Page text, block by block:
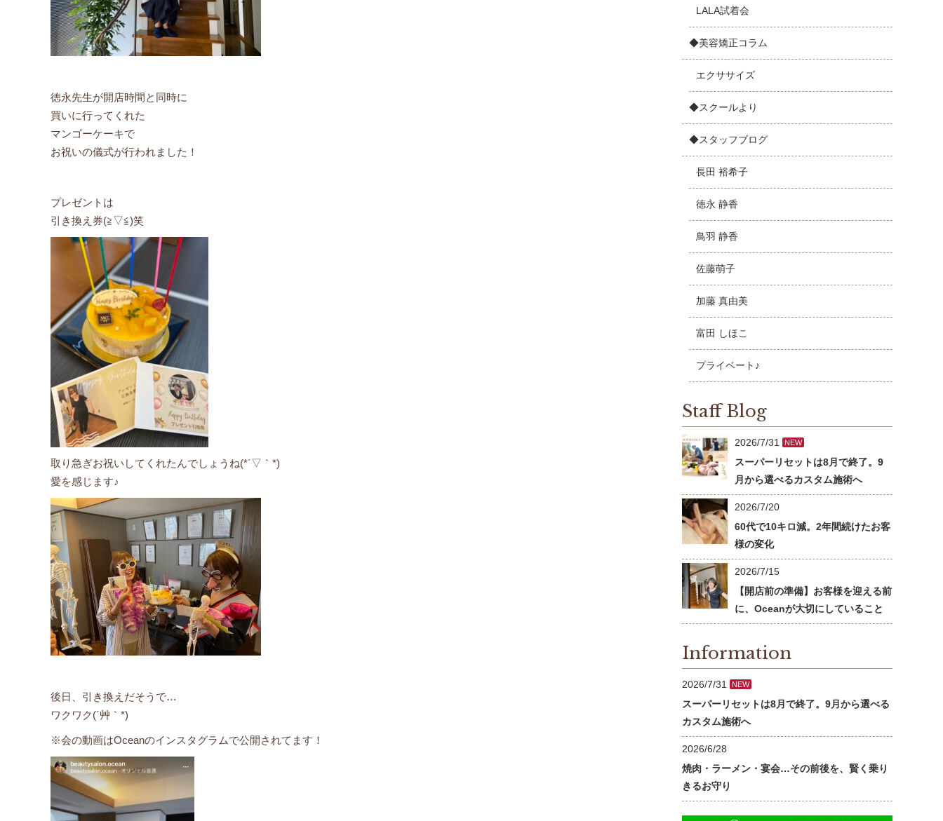
徳永先生が開店時間と同時に
買いに行ってくれた
マンゴーケーキで
お祝いの儀式が行われました！
プレゼントは
引き換え券(≧▽≦)笑
取り急ぎお祝いしてくれたんでしょうね(*´▽｀*)
愛を感じます♪
後日、引き換えだそうで…
ワクワク(´艸｀*)
※会の動画はOceanのインスタグラムで公開されてます！
LALA試着会
◆美容矯正コラム
エクササイズ
◆スクールより
◆スタッフブログ
長田 裕希子
徳永 静香
鳥羽 静香
佐藤萌子
加藤 真由美
富田 しほこ
プライベート♪
Staff Blog
2026/7/31 NEW
スーパーリセットは8月で終了。9
月から選べるカスタム施術へ
2026/7/20
60代で10キロ減。2年間続けたお客
様の変化
2026/7/15
【開店前の準備】お客様を迎える前
に、Oceanが大切にしていること
Information
2026/7/31 NEW
スーパーリセットは8月で終了。9月から選べる
カスタム施術へ
2026/6/28
焼肉・ラーメン・宴会…その前後を、賢く乗り
きるお守り